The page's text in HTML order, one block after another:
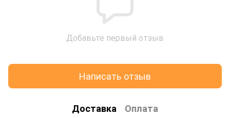
Добавьте первый отзыв
Написать отзыв
Доставка Оплата